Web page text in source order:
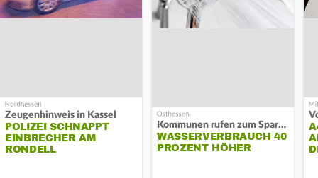
Zeugenhinweis in Kassel
POLIZEI SCHNAPPT
EINBRECHER AM
RONDELL
Kommunen rufen zum Sparen auf
WASSERVERBRAUCH 40
PROZENT HÖHER